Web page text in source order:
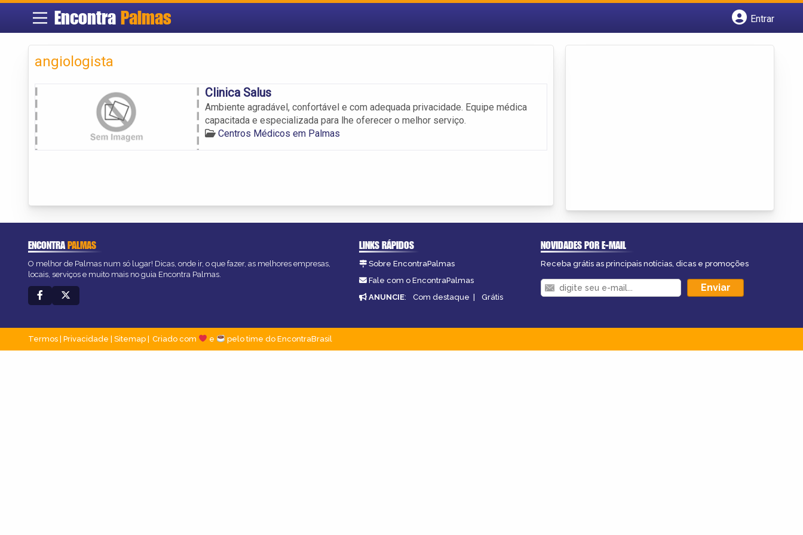
Encontra Palmas
Entrar
angiologista
Clinica Salus
Ambiente agradável, confortável e com adequada privacidade. Equipe médica
capacitada e especializada para lhe oferecer o melhor serviço.
Centros Médicos em Palmas
ENCONTRAPALMAS
O melhor de Palmas num só lugar! Dicas, onde ir, o que fazer, as melhores empresas,
locais, serviços e muito mais no guia Encontra Palmas.
LINKS RÁPIDOS
Sobre EncontraPalmas
Fale com o EncontraPalmas
ANUNCIE: Com destaque | Grátis
NOVIDADES POR E-MAIL
Receba grátis as principais notícias, dicas e promoções
Termos Privacidade Sitemap Criado com e pelo time do EncontraBrasil